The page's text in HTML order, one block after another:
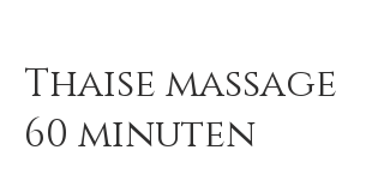
Thaise massage
60 minuten